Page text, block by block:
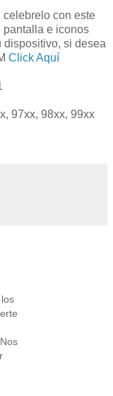
celebrelo con este
pantalla e iconos
dispositivo, si desea
Click Aquí
97xx, 98xx, 99xx